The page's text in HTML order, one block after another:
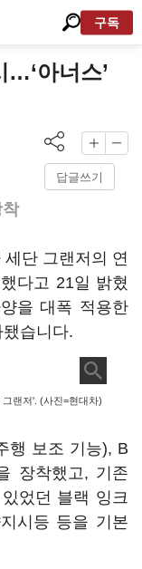
구독
…‘아너스’
답글쓰기
단 그랜저의 연
다고 21일 밝혔
을 대폭 적용한
됐습니다.
랜저'. (사진=현대차)
행 보조 기능), B
장착했고, 기존
었던 블랙 잉크
시등 등을 기본